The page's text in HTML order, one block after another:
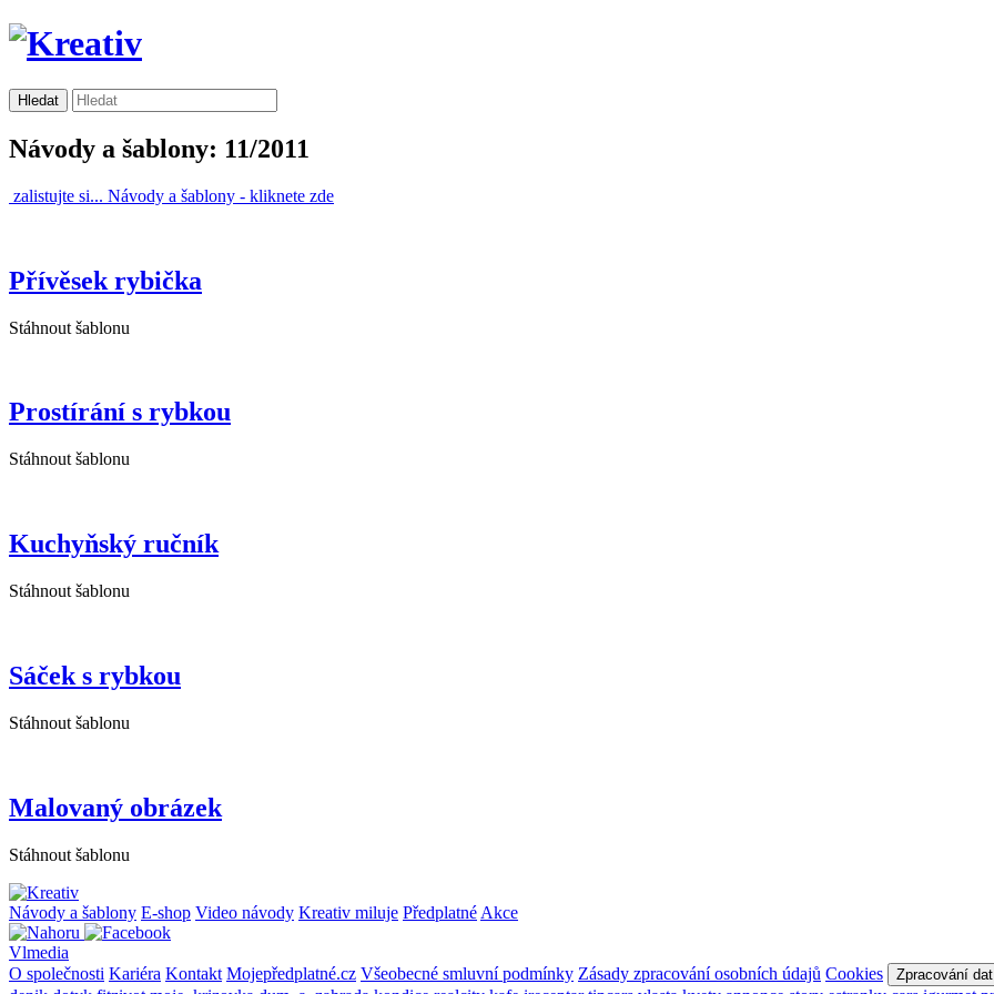
Návody a šablony: 11/2011
zalistujte si... Návody a šablony - kliknete zde
Přívěsek rybička
Stáhnout šablonu
Prostírání s rybkou
Stáhnout šablonu
Kuchyňský ručník
Stáhnout šablonu
Sáček s rybkou
Stáhnout šablonu
Malovaný obrázek
Stáhnout šablonu
Návody a šablony E-shop Video návody Kreativ miluje Předplatné Akce
Vlmedia
O společnosti Kariéra Kontakt Mojepředplatné.cz Všeobecné smluvní podmínky Zásady zpracování osobních údajů Cookies Zpracování dat